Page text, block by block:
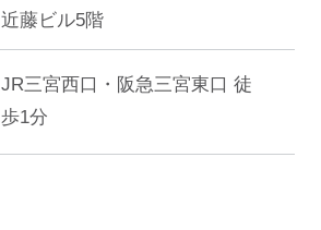
近藤ビル5階
JR三宮西口・阪急三宮東口 徒
歩1分